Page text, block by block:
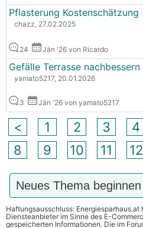
Pflasterung Kostenschätzung
chazz, 27.02.2025
24 Jän '26 von Ricardo
Gefälle Terrasse nachbessern
yamato5217, 20.01.2026
3 Jän '26 von yamato5217
< 1 2 3 4
8
9 10 11 12
Neues Thema beginnen
Haftungsausschluss:
Diensteanbieter im Sinne des E-
gespeicherten Informationen. Die im